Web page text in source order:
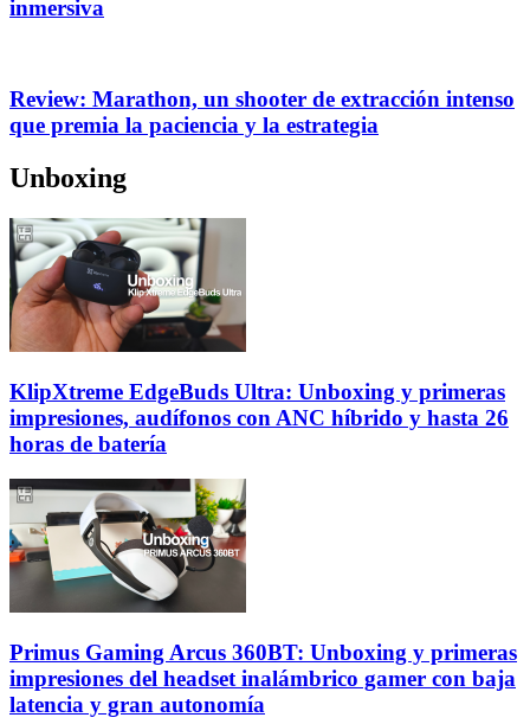
inmersiva
Review: Marathon, un shooter de extracción intenso
que premia la paciencia y la estrategia
Unboxing
KlipXtreme EdgeBuds Ultra: Unboxing y primeras
impresiones, audífonos con ANC híbrido y hasta 26
horas de batería
Primus Gaming Arcus 360BT: Unboxing y primeras
impresiones del headset inalámbrico gamer con baja
latencia y gran autonomía